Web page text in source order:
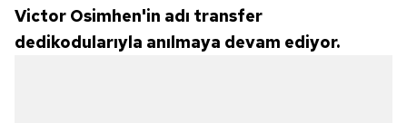
Victor Osimhen'in adı transfer
dedikodularıyla anılmaya devam ediyor.